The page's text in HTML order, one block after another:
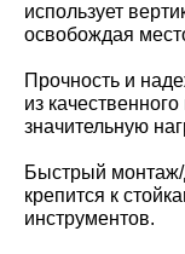
использует
освобождая
Прочность и
из
значительную
Быстрый
крепится к
инструментов.